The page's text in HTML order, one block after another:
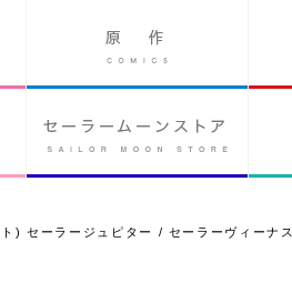
) セーラージュピター / セーラーヴィーナス